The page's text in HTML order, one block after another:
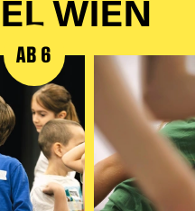
WIEN
AB 6